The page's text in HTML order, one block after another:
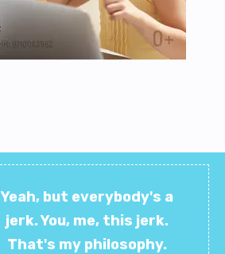
Yeah, but everybody's a
jerk. You, me, this jerk.
That's my philosophy.